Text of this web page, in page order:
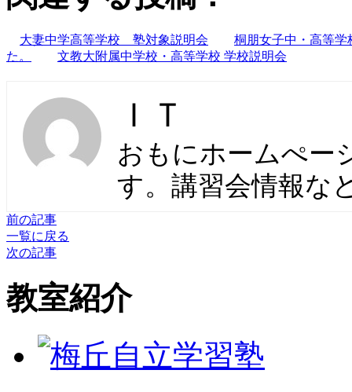
大妻中学高等学校 塾対象説明会
桐朋女子中・高等
た。
文教大附属中学校・高等学校 学校説明会
ＩＴ
おもにホームぺー
す。講習会情報な
前の記事
一覧に戻る
次の記事
教室紹介